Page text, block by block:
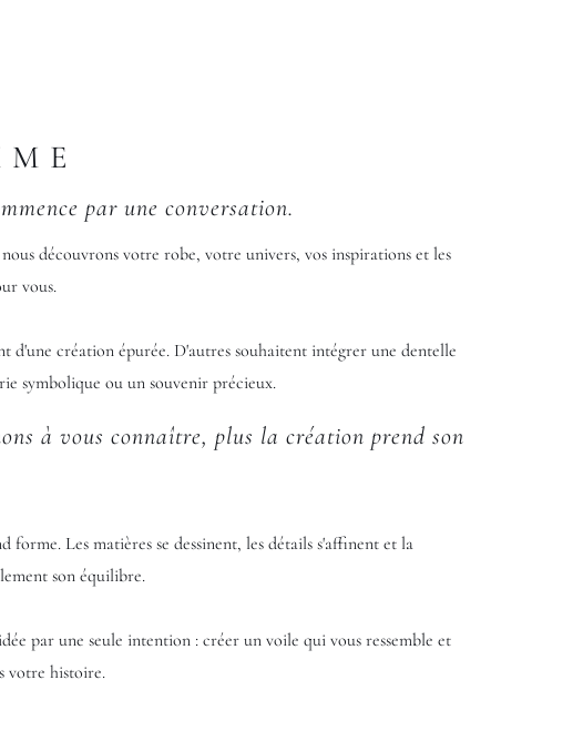
par une conversation.
découvrons votre robe, votre univers, vos inspirations et les
vous.
d'une création épurée. D'autres souhaitent intégrer une dentelle
symbolique ou un souvenir précieux.
à vous connaître, plus la création prend son
forme. Les matières se dessinent, les détails s'affinent et la
son équilibre.
par une seule intention : créer un voile qui vous ressemble et
votre histoire.